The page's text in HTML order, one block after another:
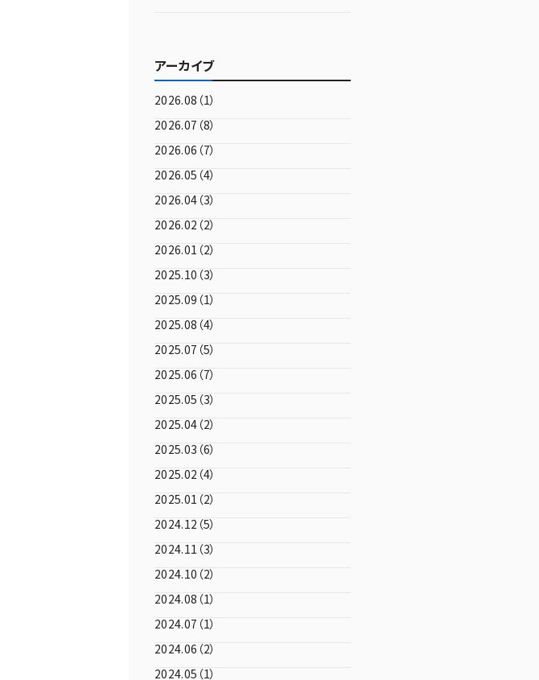
アーカイブ
2026.08（1）
2026.07（8）
2026.06（7）
2026.05（4）
2026.04（3）
2026.02（2）
2026.01（2）
2025.10（3）
2025.09（1）
2025.08（4）
2025.07（5）
2025.06（7）
2025.05（3）
2025.04（2）
2025.03（6）
2025.02（4）
2025.01（2）
2024.12（5）
2024.11（3）
2024.10（2）
2024.08（1）
2024.07（1）
2024.06（2）
2024.05（1）